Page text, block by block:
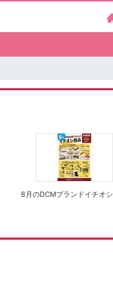
8月のDCMブランドイチオ